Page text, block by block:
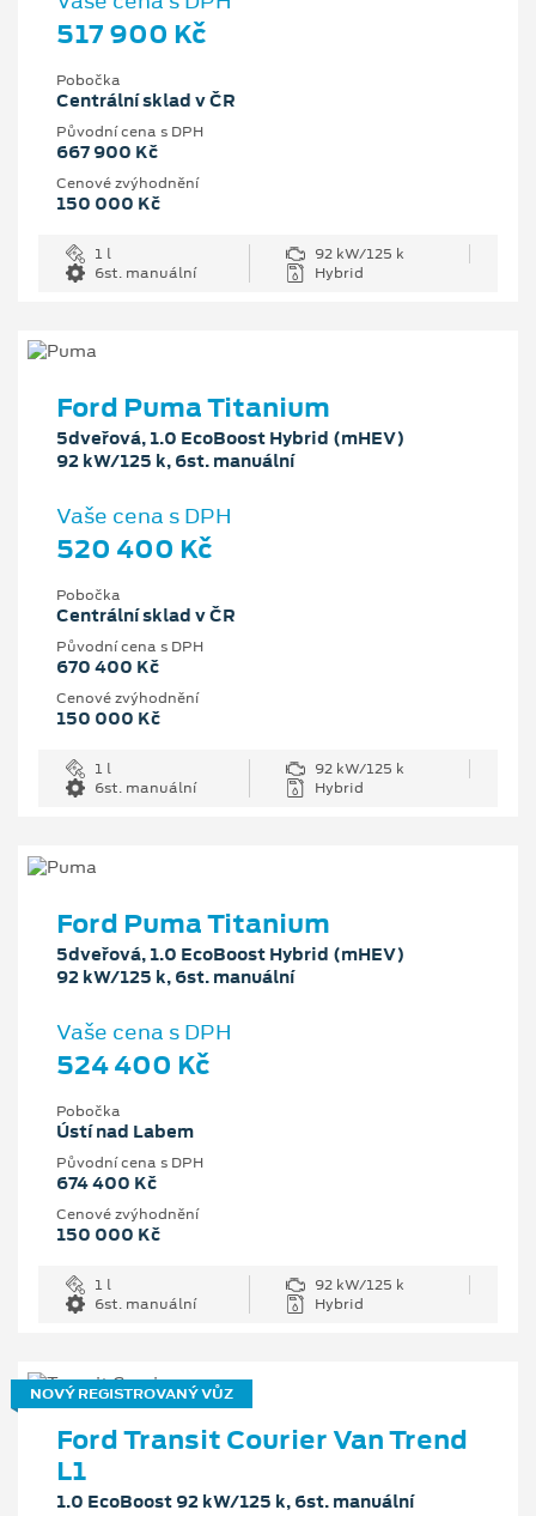
517 900 Kč
Pobočka
Centrální sklad v ČR
Původní cena s DPH
667 900 Kč
Cenové zvýhodnění
150 000 Kč
1 l
92 kW/125 k
6st. manuální
Hybrid
Ford Puma Titanium
5dveřová, 1.0 EcoBoost Hybrid (mHEV)
92 kW/125 k, 6st. manuální
Vaše cena s DPH
520 400 Kč
Pobočka
Centrální sklad v ČR
Původní cena s DPH
670 400 Kč
Cenové zvýhodnění
150 000 Kč
1 l
92 kW/125 k
6st. manuální
Hybrid
Ford Puma Titanium
5dveřová, 1.0 EcoBoost Hybrid (mHEV)
92 kW/125 k, 6st. manuální
Vaše cena s DPH
524 400 Kč
Pobočka
Ústí nad Labem
Původní cena s DPH
674 400 Kč
Cenové zvýhodnění
150 000 Kč
1 l
92 kW/125 k
6st. manuální
Hybrid
NOVÝ REGISTROVANÝ VŮZ
Ford Transit Courier Van Trend
L1
1.0 EcoBoost 92 kW/125 k, 6st. manuální